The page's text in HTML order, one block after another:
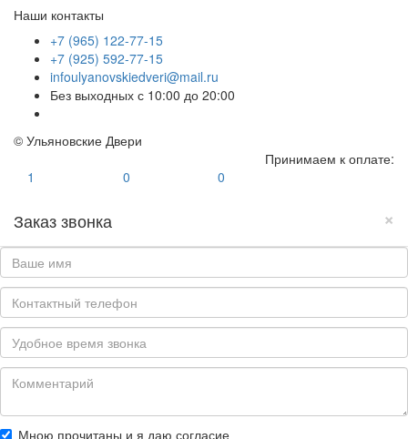
Наши контакты
+7 (965) 122-77-15
+7 (925) 592-77-15
infoulyanovskiedveri@mail.ru
Без выходных с 10:00 до 20:00
© Ульяновские Двери
Принимаем к оплате:
1
0 0
×
Заказ звонка
Мною прочитаны и я даю согласие